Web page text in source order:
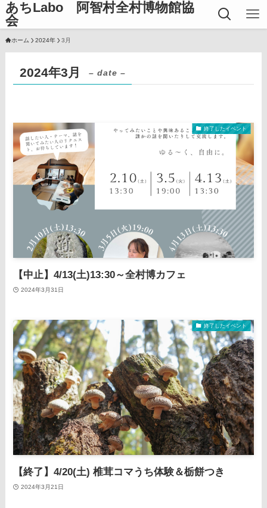
あちLabo 阿智村全村博物館協
会
ホーム 2024年 3月
2024年3月 – date –
終了したイベント
【中止】4/13(土)13:30～全村博カフェ
2024年3月31日
終了したイベント
【終了】4/20(土) 椎茸コマうち体験＆栃餅つき
2024年3月21日